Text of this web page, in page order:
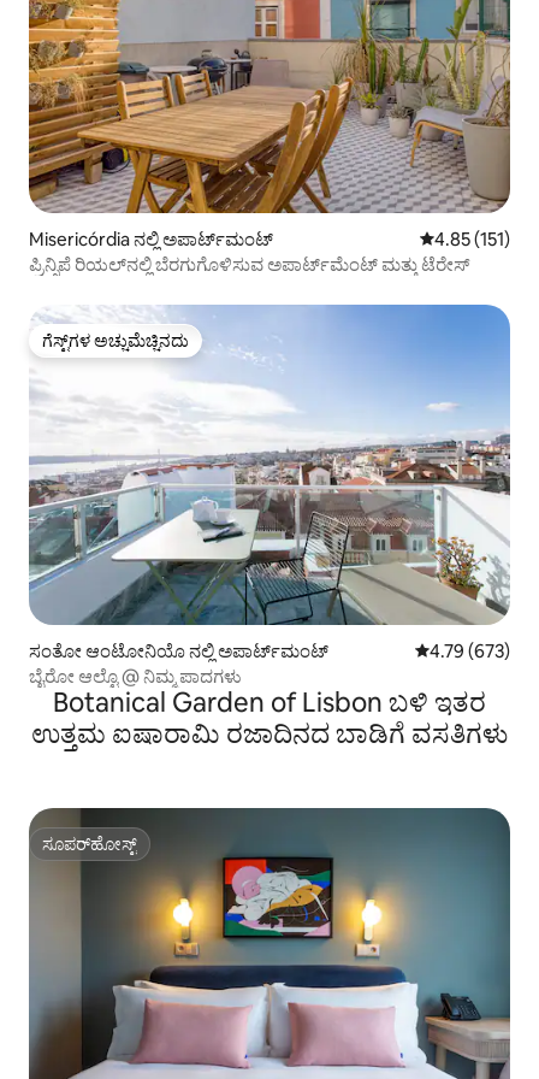
Misericórdia ನಲ್ಲಿ ಅಪಾರ್ಟ್‌ಮಂಟ್ 5 ರಲ್ಲಿ 4.85
4.85 (151)
ಪ್ರಿನ್ಸಿಪೆ ರಿಯಲ್‌ನಲ್ಲಿ ಬೆರಗುಗೊಳಿಸುವ ಅಪಾರ್ಟ್‌ಮೆಂಟ್ ಮತ್ತು ಟೆರೇಸ್
ಗೆಸ್ಟ್‌ಗಳ ಅಚ್ಚುಮೆಚ್ಚಿನದು
ಗೆಸ್ಟ್‌ಗಳ ಅಚ್ಚುಮೆಚ್ಚಿನದು
ಸಂತೋ ಆಂಟೋನಿಯೊ ನಲ್ಲಿ ಅಪಾರ್ಟ್‌ಮಂಟ್ 5 ರಲ್ಲಿ 4.79
4.79 (673)
ಬೈರೋ ಆಲ್ಟೊ @ ನಿಮ್ಮ ಪಾದಗಳು
Botanical Garden of Lisbon ಬಳಿ ಇತರ
ಉತ್ತಮ ಐಷಾರಾಮಿ ರಜಾದಿನದ ಬಾಡಿಗೆ ವಸತಿಗಳು
ಸೂಪರ್‌ಹೋಸ್ಟ್
ಸೂಪರ್‌ಹೋಸ್ಟ್